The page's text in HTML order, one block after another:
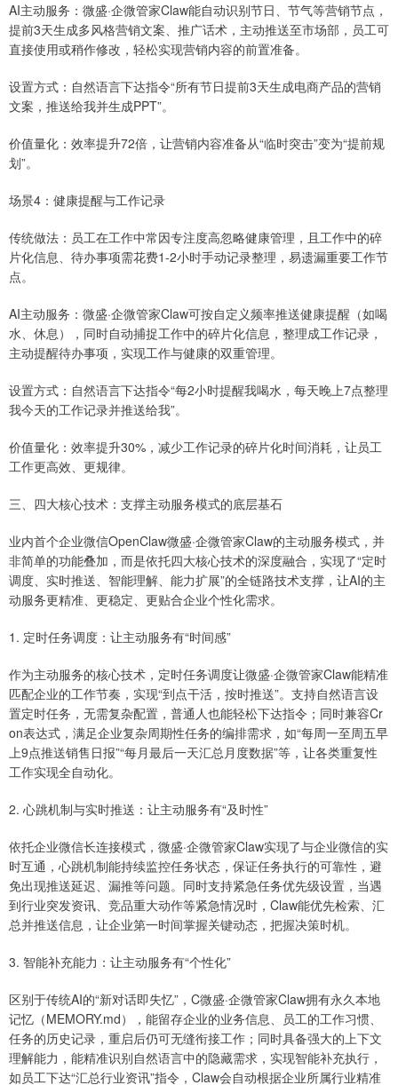
AI主动服务：微盛·企微管家Claw能自动识别节日、节气等营销节点，
提前3天生成多风格营销文案、推广话术，主动推送至市场部，员工可
直接使用或稍作修改，轻松实现营销内容的前置准备。
设置方式：自然语言下达指令“所有节日提前3天生成电商产品的营销
文案，推送给我并生成PPT”。
价值量化：效率提升72倍，让营销内容准备从“临时突击”变为“提前规
划”。
场景4：健康提醒与工作记录
传统做法：员工在工作中常因专注度高忽略健康管理，且工作中的碎
片化信息、待办事项需花费1-2小时手动记录整理，易遗漏重要工作节
点。
AI主动服务：微盛·企微管家Claw可按自定义频率推送健康提醒（如喝
水、休息），同时自动捕捉工作中的碎片化信息，整理成工作记录，
主动提醒待办事项，实现工作与健康的双重管理。
设置方式：自然语言下达指令“每2小时提醒我喝水，每天晚上7点整理
我今天的工作记录并推送给我”。
价值量化：效率提升30%，减少工作记录的碎片化时间消耗，让员工
工作更高效、更规律。
三、四大核心技术：支撑主动服务模式的底层基石
业内首个企业微信OpenClaw微盛·企微管家Claw的主动服务模式，并
非简单的功能叠加，而是依托四大核心技术的深度融合，实现了“定时
调度、实时推送、智能理解、能力扩展”的全链路技术支撑，让AI的主
动服务更精准、更稳定、更贴合企业个性化需求。
1. 定时任务调度：让主动服务有“时间感”
作为主动服务的核心技术，定时任务调度让微盛·企微管家Claw能精准
匹配企业的工作节奏，实现“到点干活，按时推送”。支持自然语言设
置定时任务，无需复杂配置，普通人也能轻松下达指令；同时兼容Cr
on表达式，满足企业复杂周期性任务的编排需求，如“每周一至周五早
上9点推送销售日报”“每月最后一天汇总月度数据”等，让各类重复性
工作实现全自动化。
2. 心跳机制与实时推送：让主动服务有“及时性”
依托企业微信长连接模式，微盛·企微管家Claw实现了与企业微信的实
时互通，心跳机制能持续监控任务状态，保证任务执行的可靠性，避
免出现推送延迟、漏推等问题。同时支持紧急任务优先级设置，当遇
到行业突发资讯、竞品重大动作等紧急情况时，Claw能优先检索、汇
总并推送信息，让企业第一时间掌握关键动态，把握决策时机。
3. 智能补充能力：让主动服务有“个性化”
区别于传统AI的“新对话即失忆”，C微盛·企微管家Claw拥有永久本地
记忆（MEMORY.md），能留存企业的业务信息、员工的工作习惯、
任务的历史记录，重启后仍可无缝衔接工作；同时具备强大的上下文
理解能力，能精准识别自然语言中的隐藏需求，实现智能补充执行，
如员工下达“汇总行业资讯”指令，Claw会自动根据企业所属行业精准